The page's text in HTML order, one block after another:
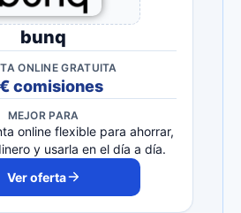
bunq
ONLINE GRATUITA
comisiones
MEJOR PARA
online flexible para ahorrar,
y usarla en el día a día.
Ver oferta